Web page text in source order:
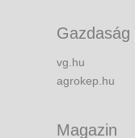
Gazdaság
vg.hu
agrokep.hu
Magazin